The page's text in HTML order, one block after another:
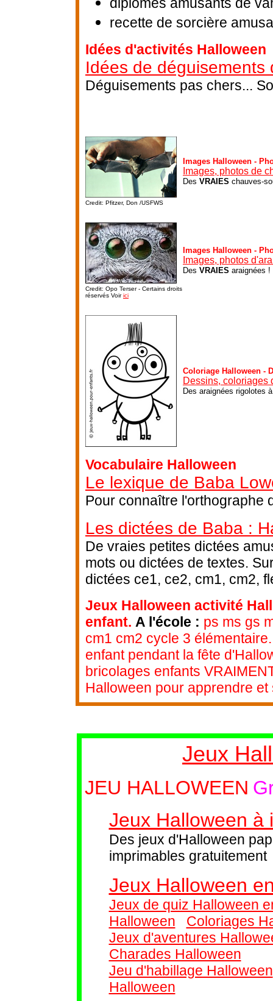
recette de sorcière
Idées d'activités Halloween
Idées de déguisements
Déguisements pas chers...
Credit: Pfitzer, Don /USFWS
Images Halloween -
Images, photos de
Des VRAIES chauves-
Credit: Opo Terser - Certains droits
réservés Voirici
Images Halloween -
Images, photos
Des VRAIES araignées !
Coloriage Halloween -
Dessins, coloriages
Des araignées rigolotes
Vocabulaire Halloween
Le lexique de Baba
Pour connaître l'orthographe
Les dictées de Baba :
De vraies petites dictées
mots ou dictées de textes.
dictées ce1, ce2, cm1, cm2,
Jeux Halloween activité
enfant. A l'école : ps ms gs
cm1 cm2 cycle 3 élémentaire.
enfant pendant la fête
bricolages enfants
Halloween pour apprendre
Jeux
JEU HALLOWEEN
Jeux Halloween à
Des jeux d'Halloween
imprimables gratuitement
Jeux Halloween
Jeux de quiz Halloween
Halloween
Coloriages
Jeux d'aventures
Charades Halloween
Jeu d'habillage Halloween
Halloween